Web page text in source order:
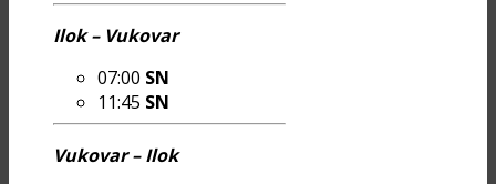
Ilok – Vukovar
07:00 SN
11:45 SN
Vukovar – Ilok